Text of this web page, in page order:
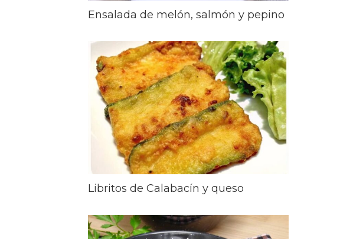
Ensalada de melón, salmón y pepino
Libritos de Calabacín y queso